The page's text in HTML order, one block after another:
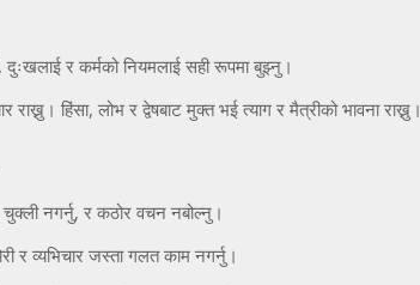
दुःखलाई र कर्मको नियमलाई सही रूपमा बुझ्नु।
राख्नु। हिंसा, लोभ र द्वेषबाट मुक्त भई त्याग र मैत्रीको भावना राख्नु।
चुक्ली नगर्नु, र कठोर वचन नबोल्नु।
र व्यभिचार जस्ता गलत काम नगर्नु।